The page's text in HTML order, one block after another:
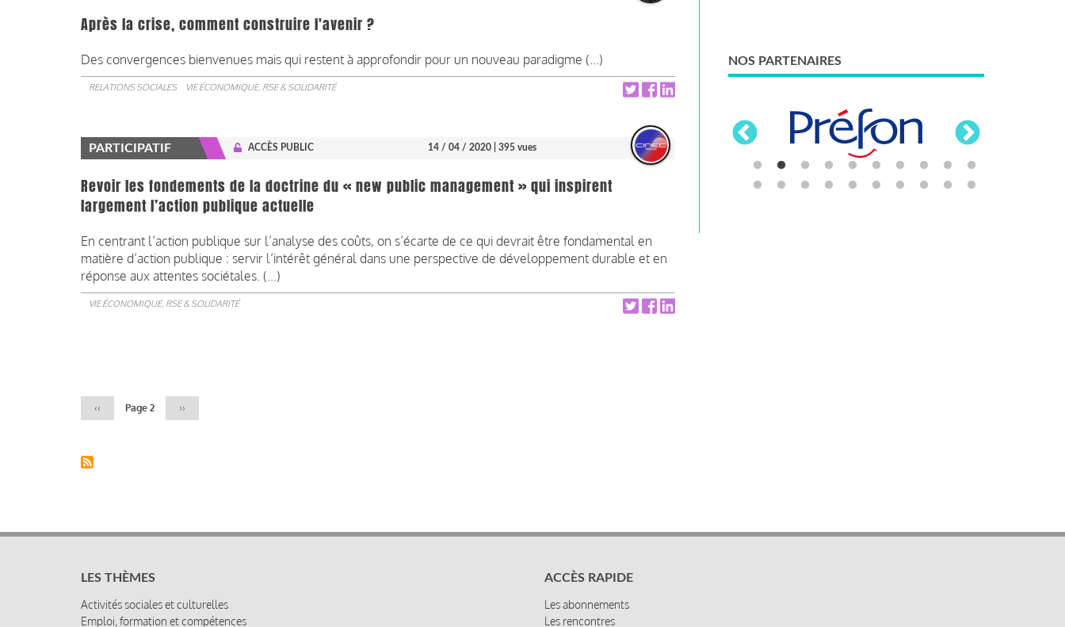
Après la crise, comment construire l'avenir ?
Des convergences bienvenues mais qui restent à approfondir pour un nouveau paradigme (...)
RELATIONS SOCIALES VIE ÉCONOMIQUE, RSE & SOLIDARITÉ
PARTICIPATIF ACCÈS PUBLIC 14 / 04 / 2020 | 395 vues
Revoir les fondements de la doctrine du « new public management » qui inspirent
largement l’action publique actuelle
En centrant l’action publique sur l’analyse des coûts, on s’écarte de ce qui devrait être fondamental en
matière d’action publique : servir l’intérêt général dans une perspective de développement durable et en
réponse aux attentes sociétales. (...)
VIE ÉCONOMIQUE, RSE & SOLIDARITÉ
Page
précédente
‹‹ Page 2
Page
suivante
››
NOS PARTENAIRES
LES THÈMES
Activités sociales et culturelles
Emploi, formation et compétences
ACCÈS RAPIDE
Les abonnements
Les rencontres